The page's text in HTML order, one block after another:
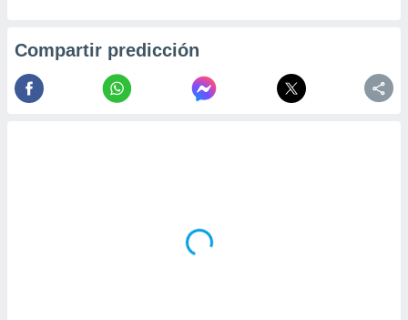
Compartir predicción